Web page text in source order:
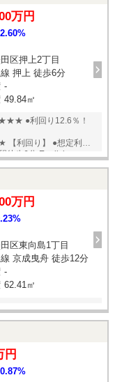
万円
区押上2丁目
押上 徒歩6分
-
49.84㎡
％！
万円
区東向島1丁目
京成曳舟 徒歩12分
-
62.41㎡
円